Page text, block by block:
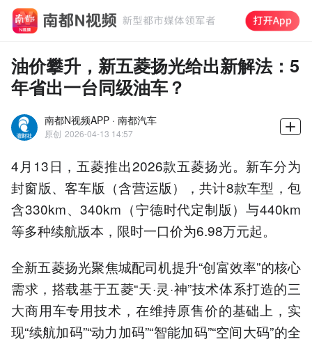
油价攀升，新五菱扬光给出新解法：5
年省出一台同级油车？
南都N视频APP · 南都汽车
原创 2026-04-13 14:57
4月13日，五菱推出2026款五菱扬光。新车分为
封窗版、客车版（含营运版），共计8款车型，包
含330km、340km（宁德时代定制版）与440km
等多种续航版本，限时一口价为6.98万元起。
全新五菱扬光聚焦城配司机提升“创富效率”的核心
需求，搭载基于五菱“天·灵·神”技术体系打造的三
大商用车专用技术，在维持原售价的基础上，实
现“续航加码”“动力加码”“智能加码”“空间大码”的全